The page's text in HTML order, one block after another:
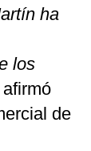
ha
los
afirmó
de